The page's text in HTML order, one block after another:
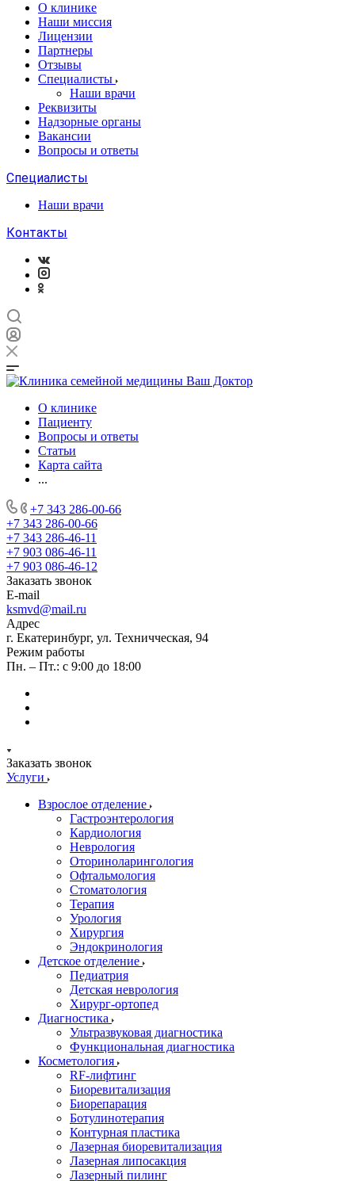
О клинике
Наши миссия
Лицензии
Партнеры
Отзывы
Специалисты
Наши врачи
Реквизиты
Надзорные органы
Вакансии
Вопросы и ответы
Специалисты
Наши врачи
Контакты
О клинике
Пациенту
Вопросы и ответы
Статьи
Карта сайта
...
+7 343 286-00-66
+7 343 286-00-66
+7 343 286-46-11
+7 903 086-46-11
+7 903 086-46-12
Заказать звонок
E-mail
ksmvd@mail.ru
Адрес
г. Екатеринбург, ул. Техничческая, 94
Режим работы
Пн. – Пт.: с 9:00 до 18:00
Заказать звонок
Услуги
Взрослое отделение
Гастроэнтерология
Кардиология
Неврология
Оториноларингология
Офтальмология
Стоматология
Терапия
Урология
Хирургия
Эндокринология
Детское отделение
Педиатрия
Детская неврология
Хирург-ортопед
Диагностика
Ультразвуковая диагностика
Функциональная диагностика
Косметология
RF-лифтинг
Биоревитализация
Биорепарация
Ботулинотерапия
Контурная пластика
Лазерная биоревитализация
Лазерная липосакция
Лазерный пилинг